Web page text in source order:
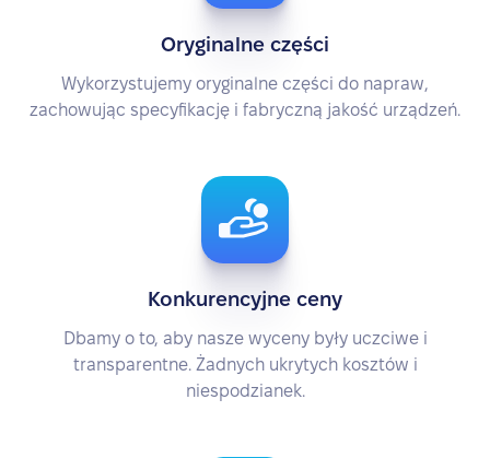
Oryginalne części
Wykorzystujemy oryginalne części do napraw,
zachowując specyfikację i fabryczną jakość urządzeń.
Konkurencyjne ceny
Dbamy o to, aby nasze wyceny były uczciwe i
transparentne. Żadnych ukrytych kosztów i
niespodzianek.